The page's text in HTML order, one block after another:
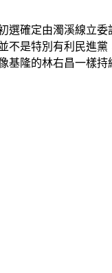
選確定由濁溪線立
不是特別有利民進
基隆的林右昌一樣